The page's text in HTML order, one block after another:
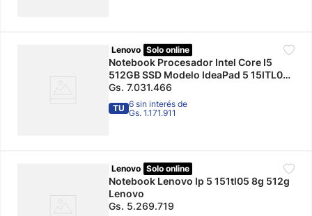
Lenovo Solo online
Notebook Procesador Intel Core I5
512GB SSD Modelo IdeaPad 5 15ITL05
Color Gris Lenovo
Gs. 7.031.466
TU 6 sin interés de
Gs. 1.171.911
Lenovo Solo online
Notebook Lenovo Ip 5 151tl05 8g 512g
Lenovo
Gs. 5.269.719